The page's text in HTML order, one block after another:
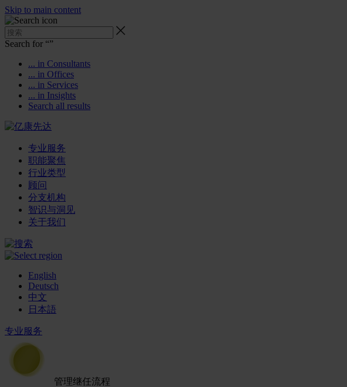
Skip to main content
Search for “”
... in Consultants
... in Offices
... in Services
... in Insights
Search all results
专业服务
职能聚焦
行业类型
顾问
分支机构
智识与洞见
关于我们
English
Deutsch
中文
日本語
专业服务
管理继任流程